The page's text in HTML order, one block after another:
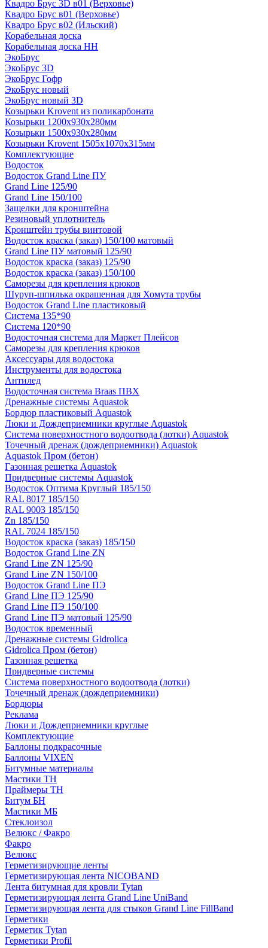
Квадро Брус 3D в01 (Верховье)
Квадро Брус в01 (Верховье)
Квадро Брус в02 (Ильский)
Корабельная доска
Корабельная доска НН
ЭкоБрус
ЭкоБрус 3D
ЭкоБрус Гофр
ЭкоБрус новый
ЭкоБрус новый 3D
Козырьки Krovent из поликарбоната
Козырьки 1200х930х280мм
Козырьки 1500х930х280мм
Козырьки Krovent 1505х1070х315мм
Комплектующие
Водосток
Водосток Grand Line ПУ
Grand Line 125/90
Grand Line 150/100
Защелки для кронштейна
Резиновый уплотнитель
Кронштейн трубы винтовой
Водосток краска (заказ) 150/100 матовый
Grand Line ПУ матовый 125/90
Водосток краска (заказ) 125/90
Водосток краска (заказ) 150/100
Саморезы для крепления крюков
Шуруп-шпилька окрашенная для Хомута трубы
Водосток Grand Line пластиковый
Система 135*90
Система 120*90
Водосточная система для Маркет Плейсов
Саморезы для крепления крюков
Аксессуары для водостока
Инструменты для водостока
Антилед
Водосточная система Braas ПВХ
Дренажные системы Aquastok
Бордюр пластиковый Aquastok
Люки и Дождеприемники круглые Aquastok
Система поверхностного водоотвода (лотки) Aquastok
Точечный дренаж (дождеприемники) Aquastok
Aquastok Пром (бетон)
Газонная решетка Aquastok
Придверные системы Aquastok
Водосток Оптима Круглый 185/150
RAL 8017 185/150
RAL 9003 185/150
Zn 185/150
RAL 7024 185/150
Водосток краска (заказ) 185/150
Водосток Grand Line ZN
Grand Line ZN 125/90
Grand Line ZN 150/100
Водосток Grand Line ПЭ
Grand Line ПЭ 125/90
Grand Line ПЭ 150/100
Grand Line ПЭ матовый 125/90
Водосток временный
Дренажные системы Gidrolica
Gidrolica Пром (бетон)
Газонная решетка
Придверные системы
Система поверхностного водоотвода (лотки)
Точечный дренаж (дождеприемники)
Бордюры
Рекламa
Люки и Дождеприемники круглые
Комплектующие
Баллоны подкрасочные
Баллоны VIXEN
Битумные материалы
Мастики ТН
Праймеры ТН
Битум БН
Мастики МБ
Стеклоизол
Велюкс / Факро
Факро
Велюкс
Герметизирующие ленты
Герметизирующая лента NICOBAND
Лента битумная для кровли Tytan
Герметизирующая лента Grand Line UniBand
Герметизирующая лента для стыков Grand Line FillBand
Герметики
Герметик Tytan
Герметики Profil